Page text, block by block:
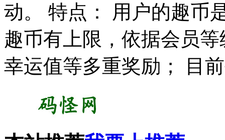
动。 特点： 用户的趣币
趣币有上限，依据会员
幸运值等多重奖励； 目